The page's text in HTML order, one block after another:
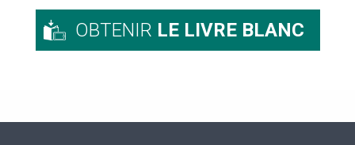
OBTENIR LE LIVRE BLANC